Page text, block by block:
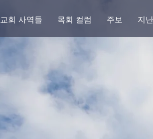
교회 사역들 목회 컬럼 주보 지